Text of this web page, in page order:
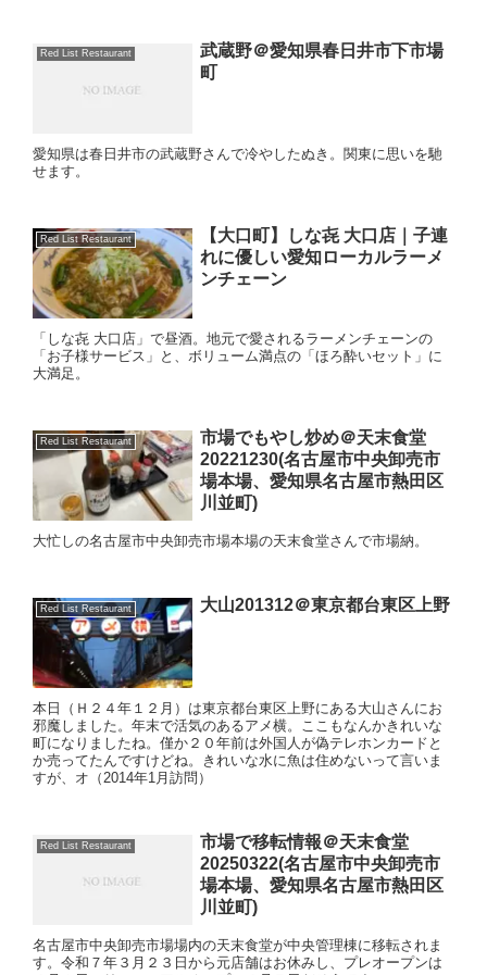
Red List Restaurant
武蔵野＠愛知県春日井市下市場
町
愛知県は春日井市の武蔵野さんで冷やしたぬき。関東に思いを馳
せます。
Red List Restaurant
【大口町】しな㐂 大口店｜子連
れに優しい愛知ローカルラーメ
ンチェーン
「しな㐂 大口店」で昼酒。地元で愛されるラーメンチェーンの
「お子様サービス」と、ボリューム満点の「ほろ酔いセット」に
大満足。
Red List Restaurant
市場でもやし炒め＠天末食堂
20221230(名古屋市中央卸売市
場本場、愛知県名古屋市熱田区
川並町)
大忙しの名古屋市中央卸売市場本場の天末食堂さんで市場納。
Red List Restaurant 大山201312＠東京都台東区上野
本日（Ｈ２４年１２月）は東京都台東区上野にある大山さんにお
邪魔しました。年末で活気のあるアメ横。ここもなんかきれいな
町になりましたね。僅か２０年前は外国人が偽テレホンカードと
か売ってたんですけどね。きれいな水に魚は住めないって言いま
すが、オ（2014年1月訪問）
Red List Restaurant
市場で移転情報＠天末食堂
20250322(名古屋市中央卸売市
場本場、愛知県名古屋市熱田区
川並町)
名古屋市中央卸売市場場内の天末食堂が中央管理棟に移転されま
す。令和７年３月２３日から元店舗はお休みし、プレオープンは